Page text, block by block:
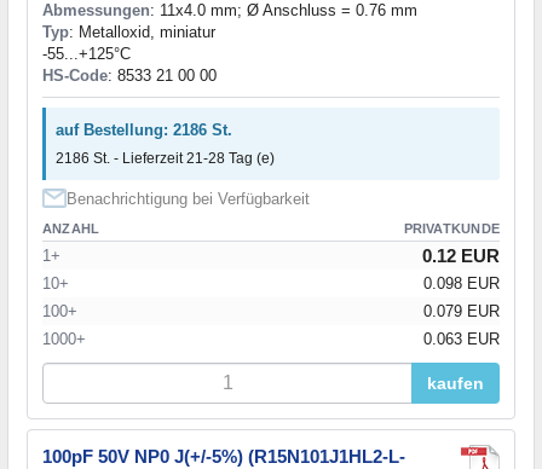
Abmessungen: 11x4.0 mm; Ø Anschluss = 0.76 mm
Typ: Metalloxid, miniatur
-55...+125°C
HS-Code: 8533 21 00 00
auf Bestellung: 2186 St.
2186 St. - Lieferzeit 21-28 Tag (e)
Benachrichtigung bei Verfügbarkeit
ANZAHL PRIVATKUNDE
1+ 0.12 EUR
10+
0.098 EUR
100+
0.079 EUR
1000+
0.063 EUR
kaufen
100pF 50V NP0 J(+/-5%) (R15N101J1HL2-L-